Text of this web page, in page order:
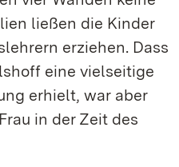
ließen die Kinder
erziehen. Dass
eine vielseitige
erhielt, war aber
in der Zeit des